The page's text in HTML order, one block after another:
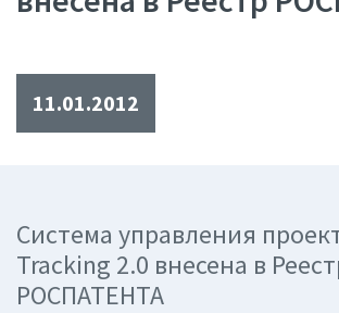
11.01.2012
Система управления
Tracking 2.0 внесена в
РОСПАТЕНТА